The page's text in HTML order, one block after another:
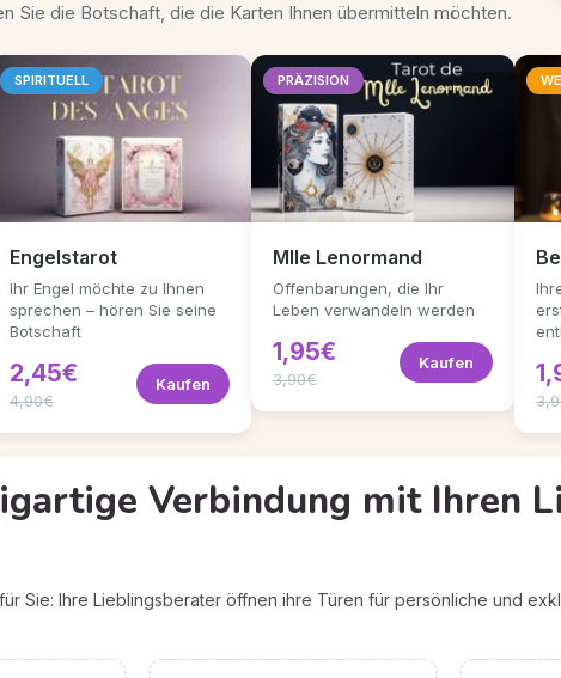
Sie die Botschaft, die die Karten Ihnen übermitteln möchten.
SPIRITUELL
Engelstarot
Ihr Engel möchte zu Ihnen
sprechen – hören Sie seine
Botschaft
2,45€
4,90€
Kaufen
PRÄZISION
Mlle Lenormand
Offenbarungen, die Ihr
Leben verwandeln werden
1,95€
3,90€
Kaufen
Verbindung mit Ihren
Sie: Ihre Lieblingsberater öffnen ihre Türen für persönliche und